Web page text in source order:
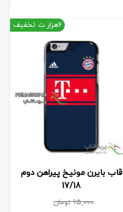
قاب بایرن مونیخ پیراهن دوم
17/18
65,000تومان
6هزار ت تخفیف